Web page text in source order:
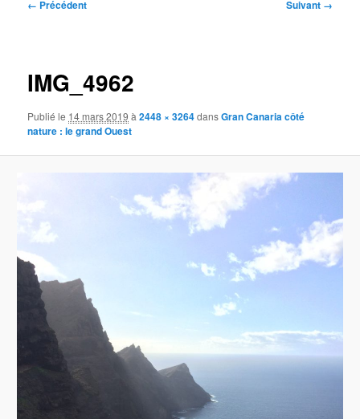
← Précédent Suivant →
IMG_4962
Publié le 14 mars 2019 à2448 × 3264dansGran Canaria côté
nature : le grand Ouest